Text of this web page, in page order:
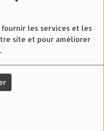
les services et les
site et pour améliorer